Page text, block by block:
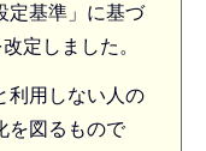
定基準」に基づ
定しました。
利用しない人の
を図るもので